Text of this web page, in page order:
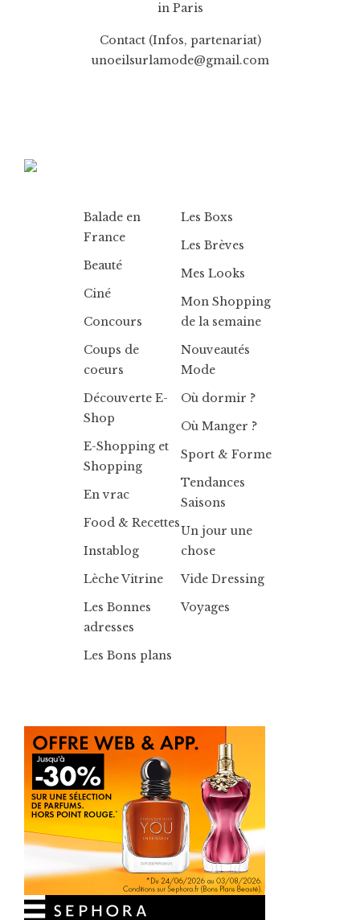
in Paris
Contact (Infos, partenariat)
unoeilsurlamode@gmail.com
Balade en
France
Beauté
Ciné
Concours
Coups de
coeurs
Découverte E-
Shop
E-Shopping et
Shopping
En vrac
Food & Recettes
Instablog
Lèche Vitrine
Les Bonnes
adresses
Les Bons plans
Les Boxs
Les Brèves
Mes Looks
Mon Shopping
de la semaine
Nouveautés
Mode
Où dormir ?
Où Manger ?
Sport & Forme
Tendances
Saisons
Un jour une
chose
Vide Dressing
Voyages